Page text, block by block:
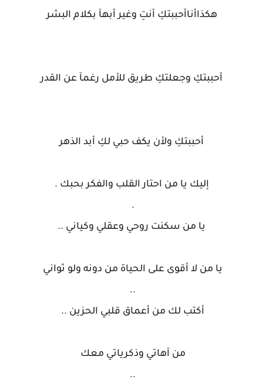
هكذاأناأحببتكِ أنتِ وغير أبهآ بكلام البشر
أحببتكِ وجعلتكِ طريق للأمل رغمآ عن القدر
أحببتكِ ولأن يكف حبي لكِ أبد الذهر
إليك يا من احتار القلب والفكر بحبك .
.
يا من سكنت روحي وعقلي وكياني ..
يا من لا أقوى على الحياة من دونه ولو ثواني
..
أكتب لك من أعماق قلبي الحزين ..
من آهاتي وذكرياتي معك
..